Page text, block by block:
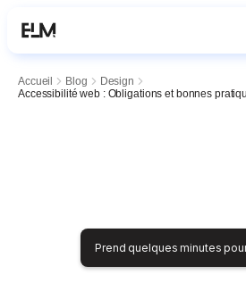
Accueil Blog
Design
Accessibilité web : Obligations et bonnes
Prend quelques minutes